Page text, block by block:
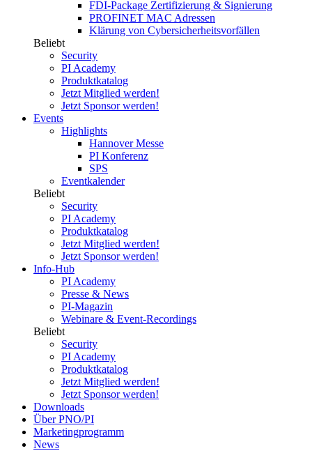
FDI-Package Zertifizierung & Signierung
PROFINET MAC Adressen
Klärung von Cybersicherheitsvorfällen
Beliebt
Security
PI Academy
Produktkatalog
Jetzt Mitglied werden!
Jetzt Sponsor werden!
Events
Highlights
Hannover Messe
PI Konferenz
SPS
Eventkalender
Beliebt
Security
PI Academy
Produktkatalog
Jetzt Mitglied werden!
Jetzt Sponsor werden!
Info-Hub
PI Academy
Presse & News
PI-Magazin
Webinare & Event-Recordings
Beliebt
Security
PI Academy
Produktkatalog
Jetzt Mitglied werden!
Jetzt Sponsor werden!
Downloads
Über PNO/PI
Marketingprogramm
News